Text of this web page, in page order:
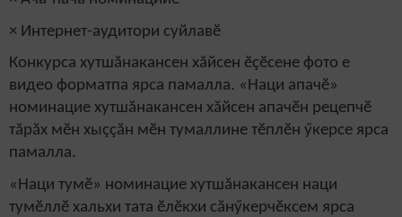
× Интернет-аудитори суйлавӗ
Конкурса хутшăнакансен хăйсен ӗçӗсене фото е
видео форматпа ярса памалла. «Наци апачӗ»
номинацие хутшăнакансен хăйсен апачӗн рецепчӗ
тăрăх мӗн хыççăн мӗн тумаллине тӗплӗн ӳкерсе ярса
памалла.
«Наци тумӗ» номинацие хутшăнакансен наци
тумӗллӗ хальхи тата ӗлӗкхи сăнӳкерчӗксем ярса